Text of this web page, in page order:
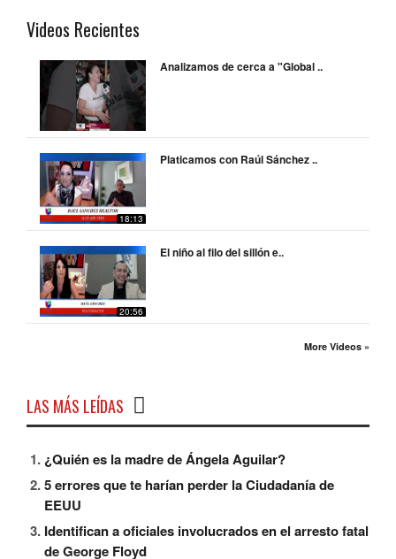
Videos Recientes
Analizamos de cerca a "Global ..
18:13
Platicamos con Raúl Sánchez ..
20:56
El niño al filo del sillón e..
More Videos »
LAS MÁS LEÍDAS
¿Quién es la madre de Ángela Aguilar?
5 errores que te harían perder la Ciudadanía de
EEUU
Identifican a oficiales involucrados en el arresto fatal
de George Floyd